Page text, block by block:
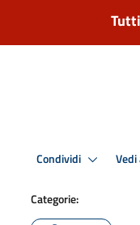
Condividi Vedi
Categorie: